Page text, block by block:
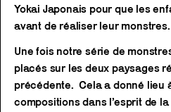
Yokai Japonais pour que les
avant de réaliser leur monstres.
Une fois notre série de
placés sur les deux paysages
précédente. Cela a donné lieu
compositions dans l’esprit de